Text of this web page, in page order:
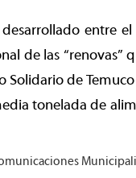
entre
de las “renovas”
Solidario de
tonelada de